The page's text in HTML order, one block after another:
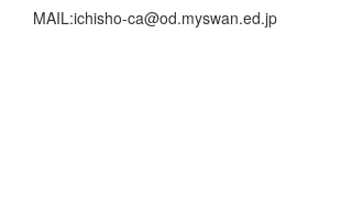
MAIL:ichisho-ca@od.myswan.ed.jp